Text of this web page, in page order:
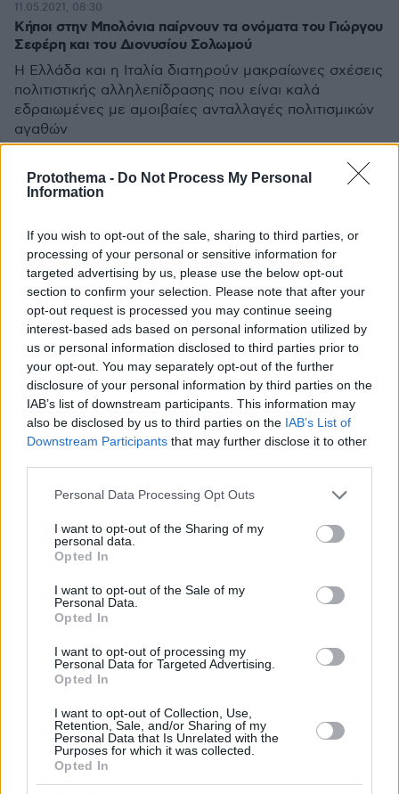
Protothema - Do Not Process My Personal
Information
If you wish to opt-out of the sale, sharing to third parties, or
processing of your personal or sensitive information for
targeted advertising by us, please use the below opt-out
section to confirm your selection. Please note that after your
opt-out request is processed you may continue seeing
interest-based ads based on personal information utilized by
us or personal information disclosed to third parties prior to
your opt-out. You may separately opt-out of the further
disclosure of your personal information by third parties on the
IAB’s list of downstream participants. This information may
also be disclosed by us to third parties on the IAB’s List of
Downstream Participants that may further disclose it to other
Please note that this website/app uses one or more Google
not limited to your visit or usage behaviour. You may click to
grant or deny consent to Google and its third-party tags to
use your data for below specified purposes in below Google
consent section.
Personal Data Processing Opt Outs
I want to opt-out of the Sharing of my
personal data.
Opted In
I want to opt-out of the Sale of my
Personal Data.
Opted In
I want to opt-out of processing my
Personal Data for Targeted Advertising.
Opted In
I want to opt-out of Collection, Use,
Retention, Sale, and/or Sharing of my
Personal Data that Is Unrelated with the
Purposes for which it was collected.
Opted In
Κήποι στην Μπολόνια παίρνουν τα ονόματα του Γιώργου
Σεφέρη και του Διονυσίου Σολωμού
Η Ελλάδα και η Ιταλία διατηρούν μακραίωνες σχέσεις
πολιτιστικής αλληλεπίδρασης που είναι καλά
εδραιωμένες με αμοιβαίες ανταλλαγές πολιτισμικών
αγαθών
11.05.2021, 08:30
Οι «Ελεύθεροι Πολιορκημένοι» του Σολωμού ζωντανά
από το Εθνικό Θέατρο
Με αφορμή τα 195 χρόνια από την Έδοδο του
Μεσολογγίου
20.04.2021, 19:12